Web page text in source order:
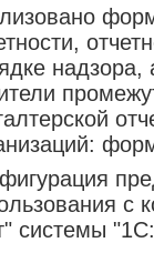
надзора,
с
системы